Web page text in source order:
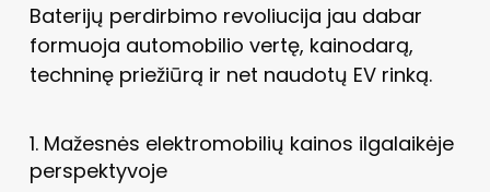
Baterijų perdirbimo revoliucija jau dabar
formuoja automobilio vertę, kainodarą,
techninę priežiūrą ir net naudotų EV rinką.
1. Mažesnės elektromobilių kainos ilgalaikėje
perspektyvoje